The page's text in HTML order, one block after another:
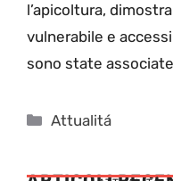
l’apicoltura,
vulnerabile e
sono state
Categorie
Attualitá